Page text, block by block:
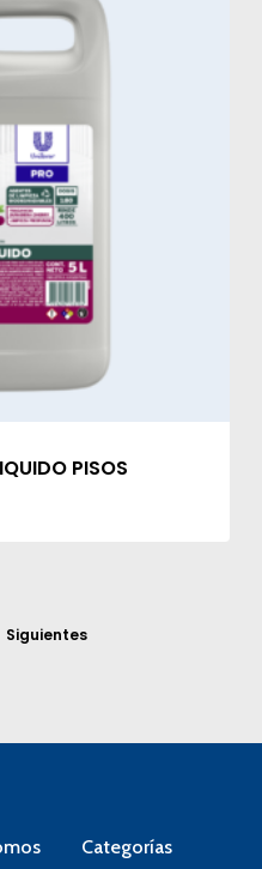
PISOS
Siguientes
Categorías